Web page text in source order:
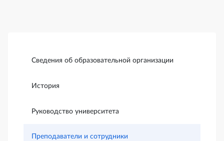
Сведения об образовательной организации
История
Руководство университета
Преподаватели и сотрудники